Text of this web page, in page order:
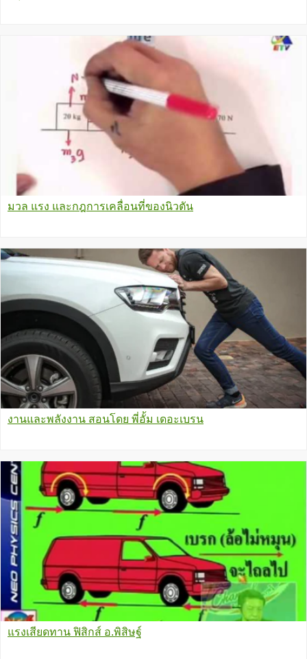
มวล แรง และกฎการเคลื่อนที่ของนิวตัน
งานและพลังงาน สอนโดย พี่อั้ม เดอะเบรน
แรงเสียดทาน ฟิสิกส์ อ.พิสิษฐ์